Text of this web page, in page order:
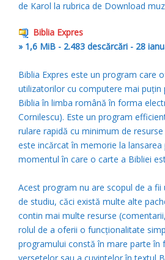
de Karol la rubrica de Download
Biblia Expres
» 1,6 MiB - 2.483 descărcări - 28
Biblia Expres este un program care
utilizatorilor cu computere mai puţin
Biblia în limba română în forma
Cornilescu). Este un program
rulare rapidă cu minimum de
este incărcat în memorie la
momentul în care o carte a Bibliei
Acest program nu are scopul de a
de studiu, căci există multe alte
contin mai multe resurse
rolul de a oferii o funcţionalitate
programului constă în mare parte în